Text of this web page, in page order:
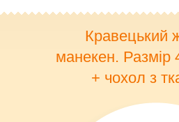
Кравецький
манекен. Размір
+ чохол з